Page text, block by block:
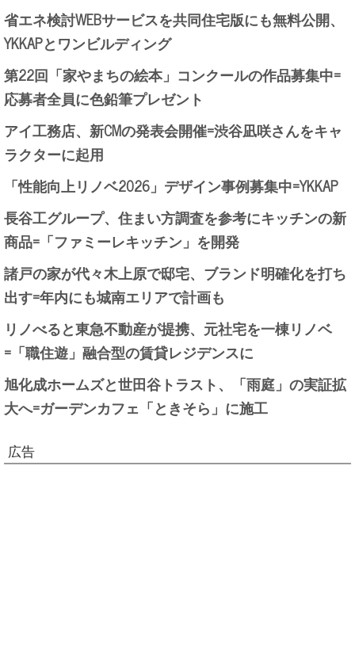
省エネ検討WEBサービスを共同住宅版にも無料公開、
YKKAPとワンビルディング
第22回「家やまちの絵本」コンクールの作品募集中=
応募者全員に色鉛筆プレゼント
アイ工務店、新CMの発表会開催=渋谷凪咲さんをキャ
ラクターに起用
「性能向上リノベ2026」デザイン事例募集中=YKKAP
長谷工グループ、住まい方調査を参考にキッチンの新
商品=「ファミーレキッチン」を開発
諸戸の家が代々木上原で邸宅、ブランド明確化を打ち
出す=年内にも城南エリアで計画も
リノべると東急不動産が提携、元社宅を一棟リノベ
=「職住遊」融合型の賃貸レジデンスに
旭化成ホームズと世田谷トラスト、「雨庭」の実証拡
大へ=ガーデンカフェ「ときそら」に施工
広告